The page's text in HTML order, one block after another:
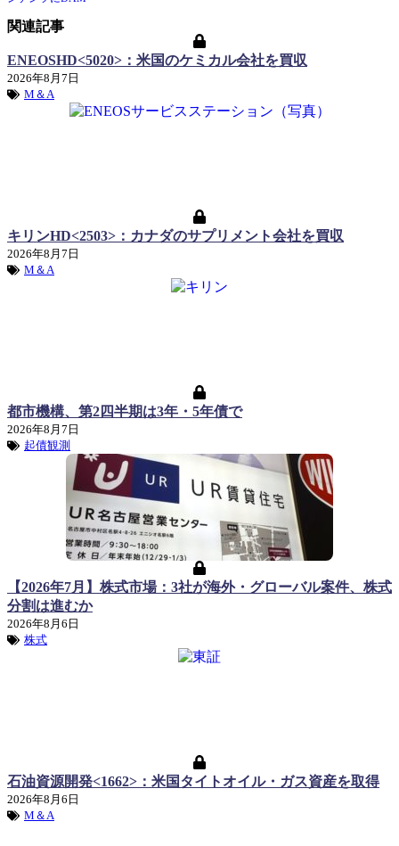
関連記事
ENEOSHD<5020>：米国のケミカル会社を買収
2026年8月7日
M＆A
キリンHD<2503>：カナダのサプリメント会社を買収
2026年8月7日
M＆A
都市機構、第2四半期は3年・5年債で
2026年8月7日
起債観測
【2026年7月】株式市場：3社が海外・グローバル案件、株式
分割は進むか
2026年8月6日
株式
石油資源開発<1662>：米国タイトオイル・ガス資産を取得
2026年8月6日
M＆A